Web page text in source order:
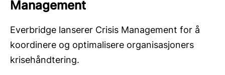
Management
Everbridge lanserer Crisis Management for å
koordinere og optimalisere organisasjoners
krisehåndtering.